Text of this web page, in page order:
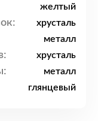
желтый
хрусталь
металл
хрусталь
металл
глянцевый